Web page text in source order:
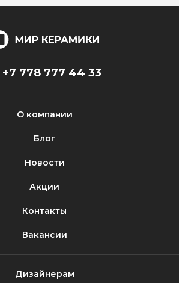
+7 778 777 44 33
О компании
Блог
Новости
Акции
Контакты
Вакансии
Дизайнерам